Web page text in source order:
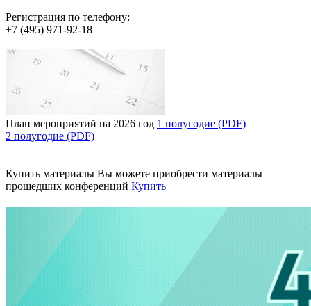
Регистрация по телефону:
+7 (495) 971-92-18
План мероприятий на 2026 год 1 полугодие (PDF)
2 полугодие (PDF)
Купить материалы Вы можете приобрести материалы
прошедших конференций Купить